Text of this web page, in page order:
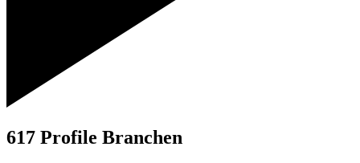
617 Profile Branchen